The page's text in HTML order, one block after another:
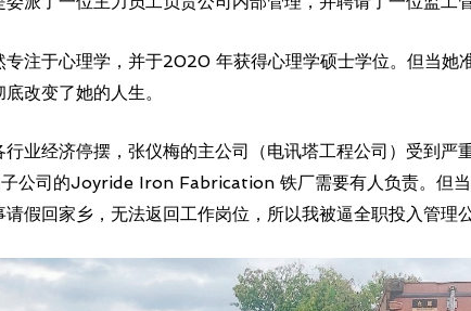
注于心理学，并于2020 年获得心理学硕士学位。但当她
改变了她的人生。
业经济停摆，张仪梅的主公司（电讯塔工程公司）受到
子公司的Joyride Iron Fabrication 铁厂需要有人负责。但当
假回家乡，无法返回工作岗位，所以我被逼全职投入管理